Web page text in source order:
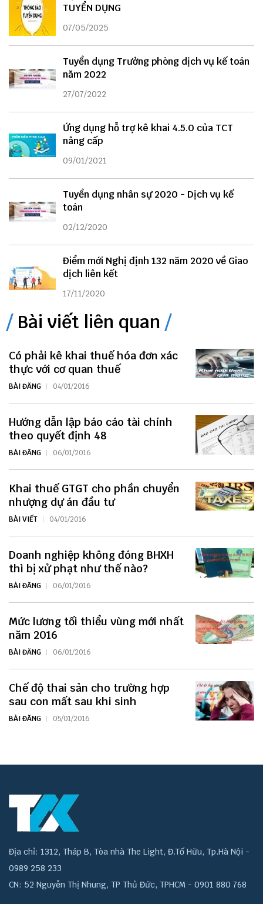
TUYỂN DỤNG
07/05/2025
Tuyển dụng Trưởng phòng dịch vụ kế toán
năm 2022
27/07/2022
Ứng dụng hỗ trợ kê khai 4.5.0 của TCT
nâng cấp
09/01/2021
Tuyển dụng nhân sự 2020 - Dịch vụ kế
toán
02/12/2020
Điểm mới Nghị định 132 năm 2020 về Giao
dịch liên kết
17/11/2020
Bài viết liên quan
Có phải kê khai thuế hóa đơn xác
thực với cơ quan thuế
BÀI ĐĂNG 04/01/2016
Hướng dẫn lập báo cáo tài chính
theo quyết định 48
BÀI ĐĂNG 06/01/2016
Khai thuế GTGT cho phần chuyển
nhượng dự án đầu tư
BÀI VIẾT 04/01/2016
Doanh nghiệp không đóng BHXH
thì bị xử phạt như thế nào?
BÀI ĐĂNG 06/01/2016
Mức lương tối thiểu vùng mới nhất
năm 2016
BÀI ĐĂNG 06/01/2016
Chế độ thai sản cho trường hợp
sau con mất sau khi sinh
BÀI ĐĂNG 05/01/2016
Địa chỉ: 1312, Tháp B, Tòa nhà The Light, Đ.Tố Hữu, Tp.Hà Nội -
0989 258 233
CN: 52 Nguyễn Thị Nhung, TP Thủ Đức, TPHCM - 0901 880 768